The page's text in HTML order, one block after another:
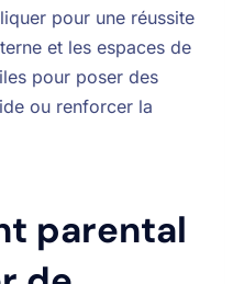
pour une réussite
et les espaces de
pour poser des
ou renforcer la
parental